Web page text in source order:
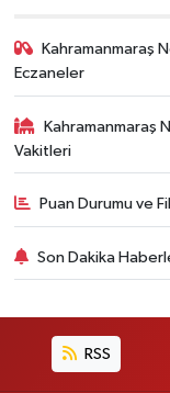
Kahramanmaraş
Eczaneler
Kahramanmaraş
Vakitleri
Puan Durumu ve
Son Dakika
RSS